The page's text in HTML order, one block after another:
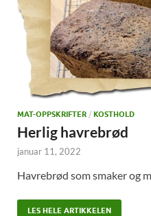
MAT-OPPSKRIFTER / KOSTHOLD
Herlig havrebrød
januar 11, 2022
Havrebrød som smaker og
LES HELE ARTIKKELEN